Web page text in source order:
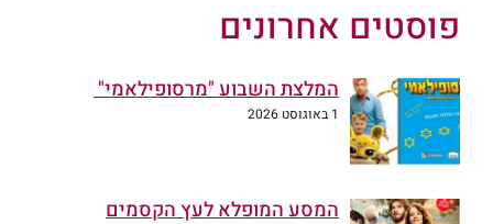
פוסטים אחרונים
המלצת השבוע "מרסופילאמי"
1 באוגוסט 2026
המסע המופלא לעץ הקסמים